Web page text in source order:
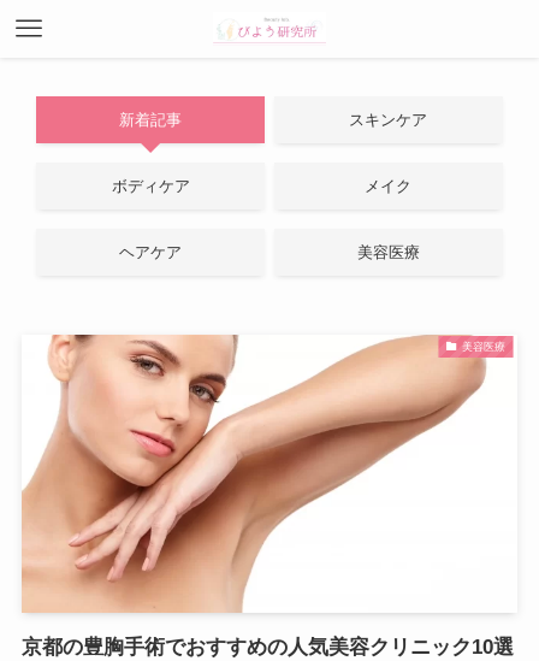
新着記事 スキンケア
ボディケア メイク
ヘアケア 美容医療
美容医療
京都の豊胸手術でおすすめの人気美容クリニック10選